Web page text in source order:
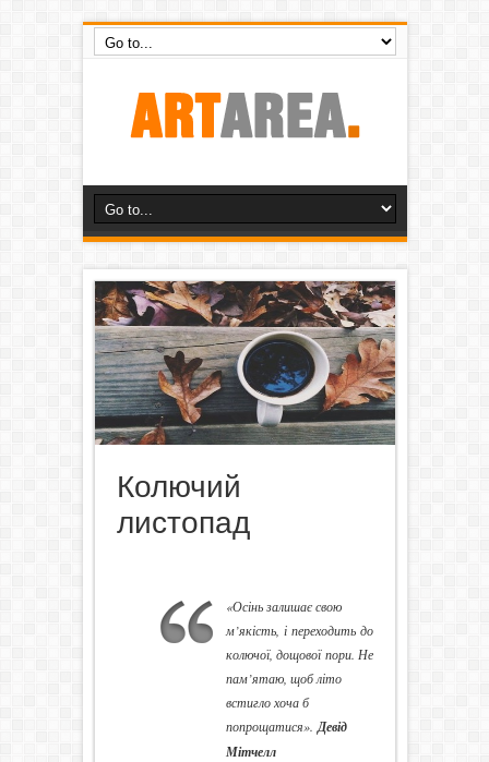
Колючий
листопад
«Осінь залишає свою
м’якість, і переходить до
колючої, дощової пори. Не
пам’ятаю, щоб літо
встигло хоча б
попрощатися». Девід
Мітчелл